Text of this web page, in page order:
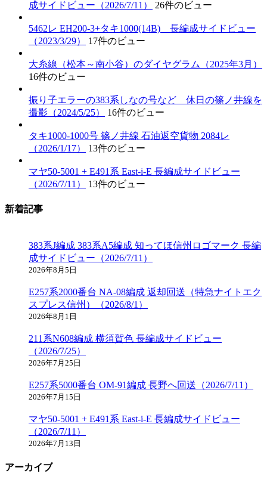
成サイドビュー（2026/7/11）
26件のビュー
5462レ EH200-3+タキ1000(14B) 長編成サイドビュー
（2023/3/29）
17件のビュー
大糸線（松本～南小谷）のダイヤグラム（2025年3月）
16件のビュー
振り子エラーの383系しなの号など 休日の篠ノ井線を
撮影（2024/5/25）
16件のビュー
タキ1000-1000号 篠ノ井線 石油返空貨物 2084レ
（2026/1/17）
13件のビュー
マヤ50-5001 + E491系 East-i-E 長編成サイドビュー
（2026/7/11）
13件のビュー
新着記事
383系J編成 383系A5編成 知ってほ信州ロゴマーク 長編
成サイドビュー（2026/7/11）
2026年8月5日
E257系2000番台 NA-08編成 返却回送（特急ナイトエク
スプレス信州）（2026/8/1）
2026年8月1日
211系N608編成 横須賀色 長編成サイドビュー
（2026/7/25）
2026年7月25日
E257系5000番台 OM-91編成 長野へ回送（2026/7/11）
2026年7月15日
マヤ50-5001 + E491系 East-i-E 長編成サイドビュー
（2026/7/11）
2026年7月13日
アーカイブ